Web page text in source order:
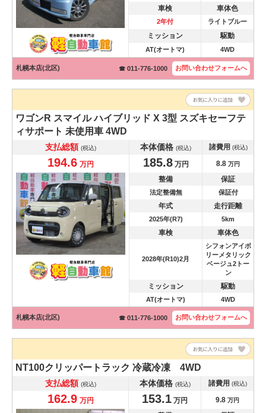
車検 車体色
2年付 ライトブルー
ミッション 駆動
AT(オートマ) 4WD
札幌本店(北区) ☎ 011-776-1000 お問い合わせフォームへ
ワゴンR スマイルハイブリッド X 3型 スズキセーフテ
ィサポート 未使用車 4WD
支払総額 (税込) 本体価格 (税込) 諸費用 (税込)
194.6 万円 185.8万円 8.8 万円
整備 保証
法定整備無 保証付
年式 走行距離
2025年(R7) 5km
車検 車体色
2028年(R10)2月
シフォンアイボ
リーメタリック
ベージュ2トー
ン
ミッション 駆動
AT(オートマ) 4WD
札幌本店(北区) ☎ 011-776-1000 お問い合わせフォームへ
NT100クリッパートラック 冷蔵冷凍 4WD
支払総額 (税込) 本体価格 (税込) 諸費用 (税込)
162.9 万円 153.1 万円 9.8 万円